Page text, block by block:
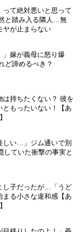
って絶対悪いと思って
と踏み入る隣人…無
ヤが止まらない
」嫁が義母に怒り爆
ど諦めるべき？
持ちたくない？ 彼を
もったいない！【あ
しい…」ジム通いで別
していた衝撃の事実と
し子だったが…「うど
まる小さな違和感【あ